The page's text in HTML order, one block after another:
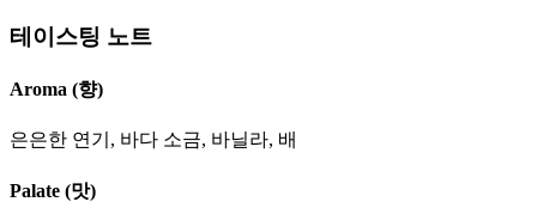
테이스팅 노트
Aroma (향)
은은한 연기, 바다 소금, 바닐라, 배
Palate (맛)